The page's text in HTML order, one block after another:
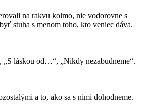
na rakvu kolmo, nie vodorovne s
stuha s menom toho, kto veniec dáva.
„S láskou od…“, „Nikdy nezabudneme“.
a to, ako sa s nimi dohodneme.